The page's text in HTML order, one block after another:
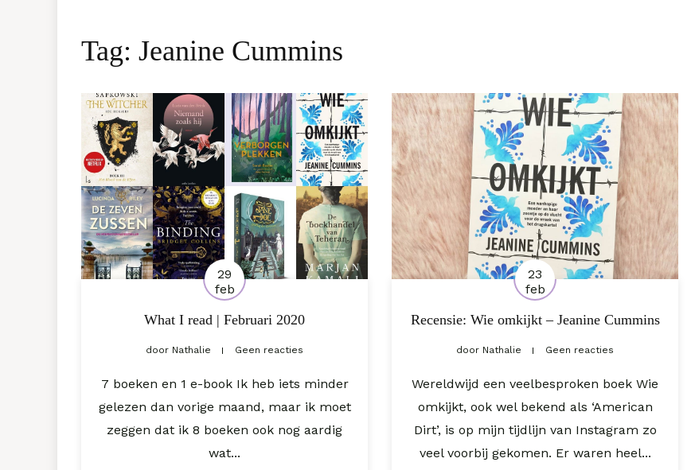
Tag: Jeanine Cummins
29
feb
What I read | Februari 2020
door Nathalie Geen reacties
7 boeken en 1 e-book Ik heb iets minder
gelezen dan vorige maand, maar ik moet
zeggen dat ik 8 boeken ook nog aardig
wat...
23
feb
Recensie: Wie omkijkt – Jeanine Cummins
door Nathalie Geen reacties
Wereldwijd een veelbesproken boek Wie
omkijkt, ook wel bekend als ‘American
Dirt’, is op mijn tijdlijn van Instagram zo
veel voorbij gekomen. Er waren heel...